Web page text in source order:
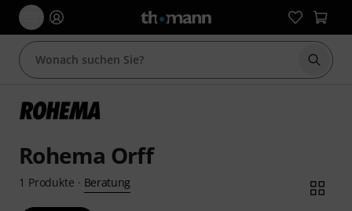
Suche
Rohema Orff
1 Produkte · Beratung